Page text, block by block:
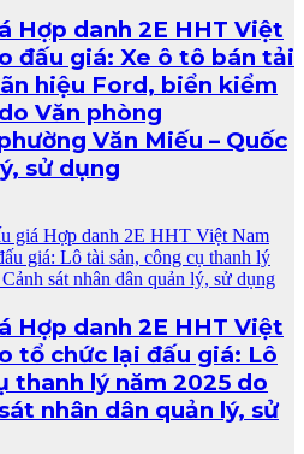
Hợp danh 2E HHT Việt
đấu giá: Xe ô tô bán tải
hiệu Ford, biển kiểm
Văn phòng
Văn Miếu – Quốc
sử dụng
Hợp danh 2E HHT Việt
tổ chức lại đấu giá: Lô
thanh lý năm 2025 do
nhân dân quản lý, sử